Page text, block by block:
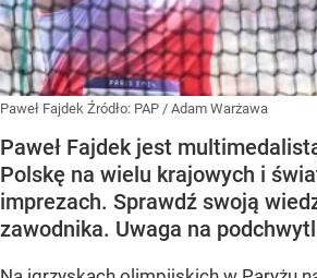
Paweł Fajdek Źródło: PAP / Adam Warżawa
Paweł Fajdek jest
Polskę na wielu krajowych i
imprezach. Sprawdź swoją
zawodnika. Uwaga na